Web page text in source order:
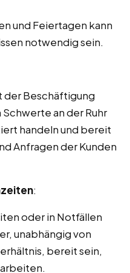
und Feiertagen kann
notwendig sein.
der Beschäftigung
an der Ruhr
handeln und bereit
Anfragen der Kunden
:
oder in Notfällen
unabhängig von
bereit sein,